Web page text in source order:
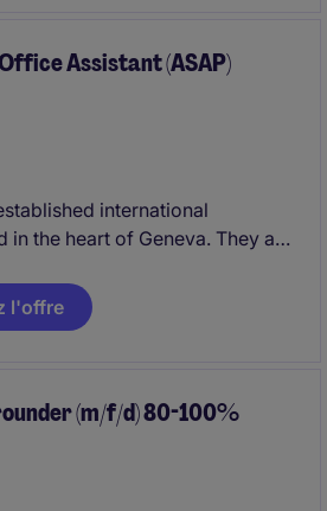
Assistant (ASAP)
international
in the heart of Geneva. They are
& Office Assistant
running of the office and
a fluent level of French.
l'offre
(m/f/d) 80-100%